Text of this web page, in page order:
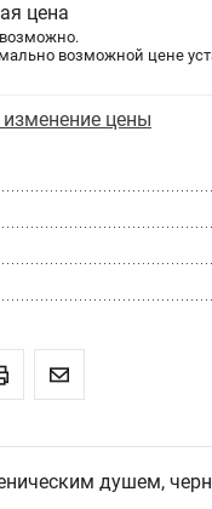
цена
возможной цене
цены
душем,